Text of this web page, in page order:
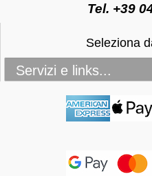
Tel. +39
Seleziona